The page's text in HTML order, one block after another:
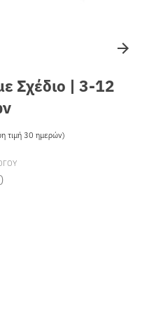
Σχέδιο | 3-12
τιμή 30 ημερών)τιμή